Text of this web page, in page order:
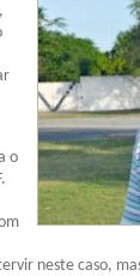
o
neste caso,